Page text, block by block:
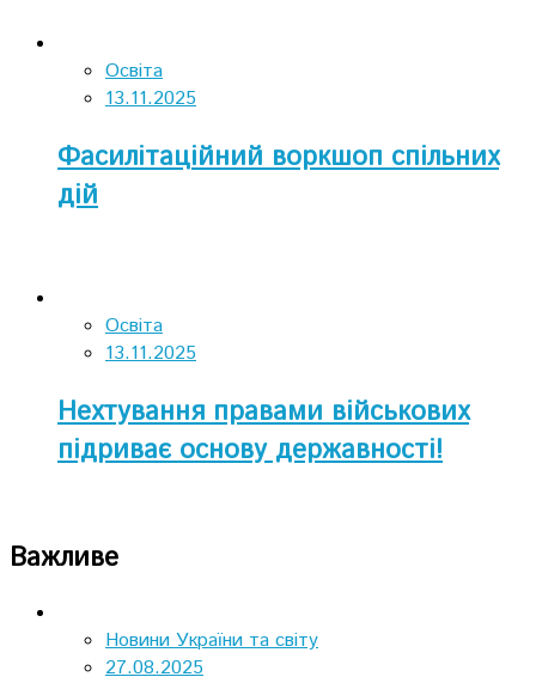
Освіта
13.11.2025
Фасилітаційний воркшоп спільних
дій
Освіта
13.11.2025
Нехтування правами військових
підриває основу державності!
Важливе
Новини України та світу
27.08.2025